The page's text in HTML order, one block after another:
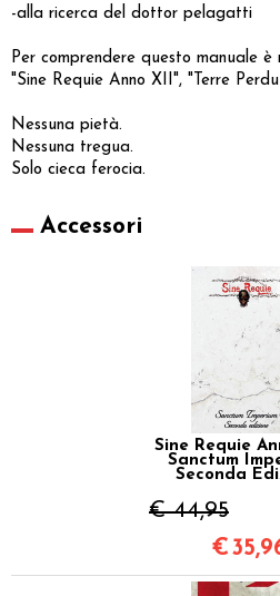
-alla ricerca del dottor pelagatti
Per comprendere questo manuale è
"Sine Requie Anno XII", "Terre
Nessuna pietà.
Nessuna tregua.
Solo cieca ferocia.
Accessori
Sine Requie
Sanctum
Seconda
€ 44,95
€